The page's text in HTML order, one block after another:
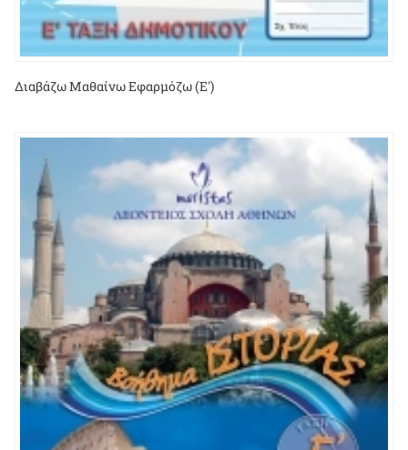
Διαβάζω Μαθαίνω Εφαρμόζω (Ε')